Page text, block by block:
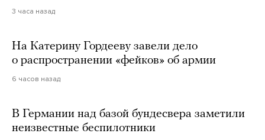
3 часа назад
На Катерину Гордееву завели дело
о распространении «фейков» об армии
6 часов назад
В Германии над базой бундесвера заметили
неизвестные беспилотники